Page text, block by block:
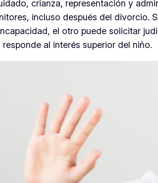
crianza, representación y
incluso después del divorcio.
el otro puede solicitar
al interés superior del niño.